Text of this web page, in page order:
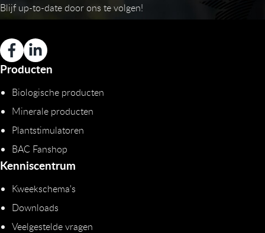
Blijf up-to-date door ons te volgen!
Producten
Biologische producten
Minerale producten
Plantstimulatoren
BAC Fanshop
Kenniscentrum
Kweekschema's
Downloads
Veelgestelde vragen